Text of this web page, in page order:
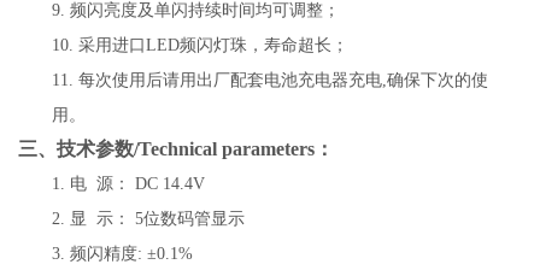
9.频闪亮度及单闪持续时间均可调整；
10.采用进口LED频闪灯珠，寿命超长；
11.每次使用后请用出厂配套电池充电器充电,确保下次的使
用。
三、技术参数/Technical parameters：
1. 电 源：
DC 14.4V
2. 显 示：
5位数码管显示
3.频闪精度: ±0.1%